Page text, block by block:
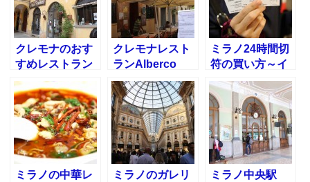
クレモナのおす
すめレストラン
3選！～イタリ
ア旅行
クレモナレスト
ランAlberco
Duomo
Ristrante～イタ
リア旅行
ミラノ24時間切
符の買い方～イ
タリア旅行～
ミラノの中華レ
ミラノのガレリ
ミラノ中央駅